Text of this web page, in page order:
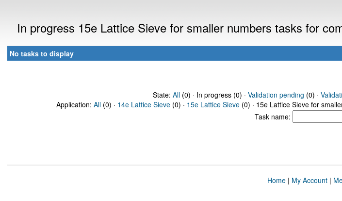
In progress 15e Lattice Sieve for smaller numbers tasks for
No tasks to display
State: All(0) · In progress (0) · Validation pending (0) ·
Application: All (0) · 14e Lattice Sieve (0) · 15e Lattice Sieve (0) · 15e Lattice Sieve for
Task name:
Home| My Account|